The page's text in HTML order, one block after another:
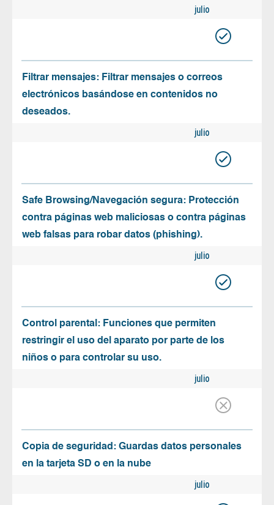
julio
Filtrar mensajes: Filtrar mensajes o correos
electrónicos basándose en contenidos no
deseados.
julio
Safe Browsing/Navegación segura: Protección
contra páginas web maliciosas o contra páginas
web falsas para robar datos (phishing).
julio
Control parental: Funciones que permiten
restringir el uso del aparato por parte de los
niños o para controlar su uso.
julio
Copia de seguridad: Guardas datos personales
en la tarjeta SD o en la nube
julio